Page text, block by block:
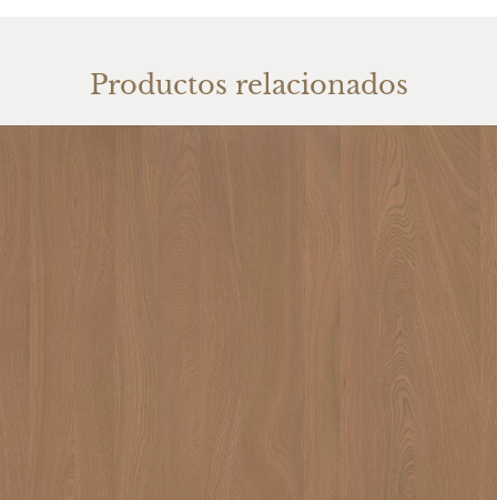
Productos relacionados